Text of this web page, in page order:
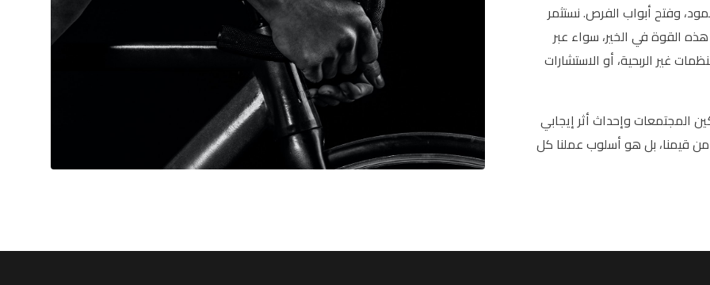
وفتح أبواب الفرص. نستثمر
هذه القوة في الخير، سواء عبر
غير الربحية، أو الاستشارات
المجتمعات وإحداث أثر إيجابي
قيمنا، بل هو أسلوب عملنا كل